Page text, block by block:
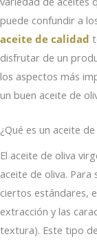
puede confundir a
aceite de calidad
disfrutar de un
los aspectos más
un buen aceite de
¿Qué es un aceite
El aceite de oliva
aceite de oliva. Para
ciertos estándares,
extracción y las
textura). Este tipo